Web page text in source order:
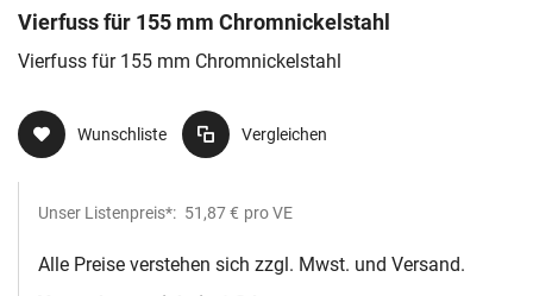
Vierfuss für 155 mm Chromnickelstahl
Vierfuss für 155 mm Chromnickelstahl
Wunschliste Vergleichen
Unser Listenpreis*: 51,87 € pro VE
Alle Preise verstehen sich zzgl. Mwst. und Versand.